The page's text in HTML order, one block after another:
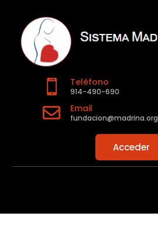
 Teléfono
914-490-690
 Email
fundacion@madrina.org
Acceder